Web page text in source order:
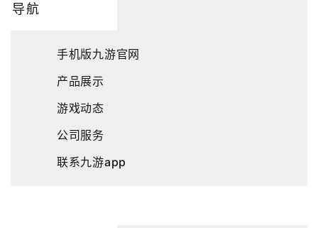
导航
手机版九游官网
产品展示
游戏动态
公司服务
联系九游app